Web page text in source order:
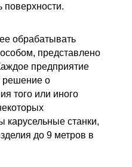
поверхности.
обрабатывать
представлено
предприятие
решение о
того или иного
карусельные станки,
до 9 метров в